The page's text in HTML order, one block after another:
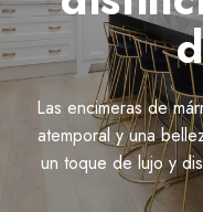
Las encimeras de
atemporal y una
un toque de lujo y